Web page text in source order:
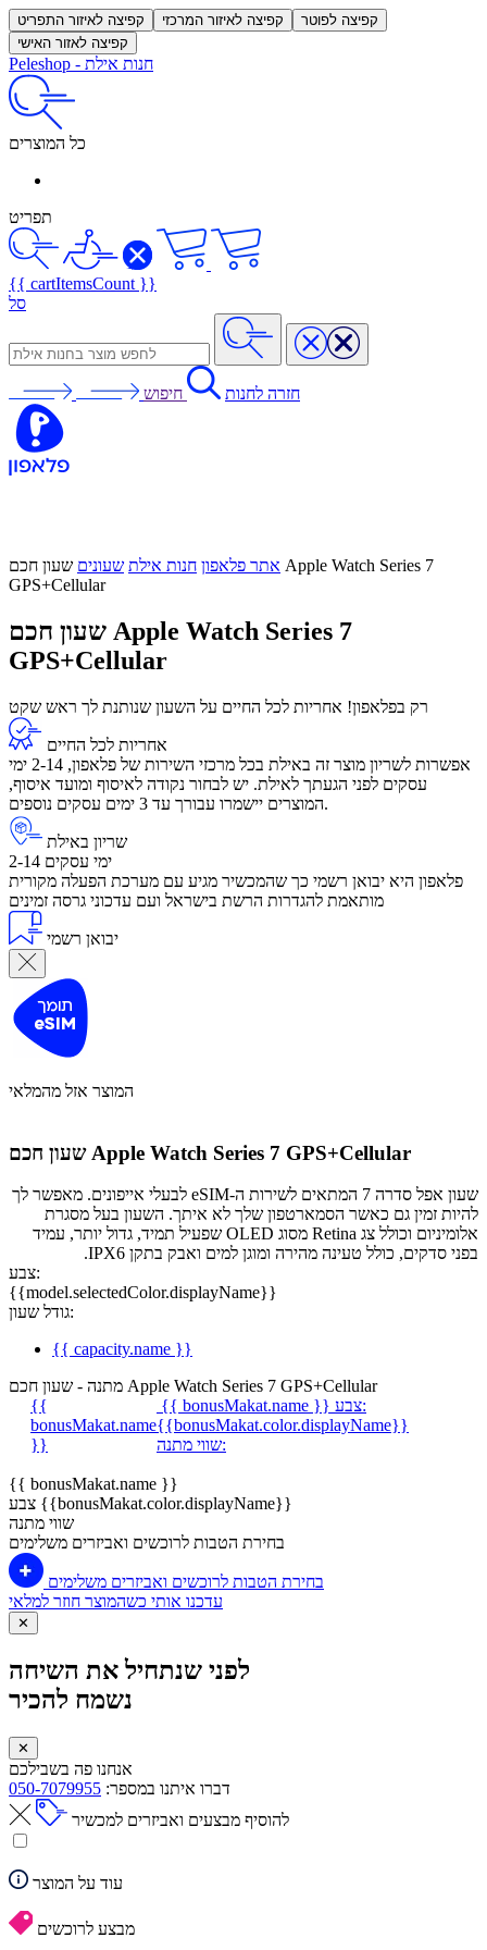
קפיצה לאיזור התפריט קפיצה לאיזור המרכזי
קפיצה לפוטר
קפיצה לאזור האישי
Peleshop - חנות אילת
כל המוצרים
תפריט
{{ cartItemsCount }}
סל
חזרה לחנות חיפוש
אתר פלאפון חנות אילת שעונים שעון חכם Apple Watch Series 7
GPS+Cellular
שעון חכם Apple Watch Series 7
GPS+Cellular
רק בפלאפון! אחריות לכל החיים על השעון שנותנת לך ראש שקט
אחריות לכל החיים
אפשרות לשריון מוצר זה באילת בכל מרכזי השירות של פלאפון, 2-14 ימי
עסקים לפני הגעתך לאילת. יש לבחור נקודה לאיסוף ומועד איסוף,
המוצרים יישמרו עבורך עד 3 ימים עסקים נוספים.
שריון באילת
2-14 ימי עסקים
פלאפון היא יבואן רשמי כך שהמכשיר מגיע עם מערכת הפעלה מקורית
מותאמת להגדרות הרשת בישראל ועם עדכוני גרסה זמינים
יבואן רשמי
המוצר אזל מהמלאי
שעון חכם Apple Watch Series 7 GPS+Cellular
שעון אפל סדרה 7 המתאים לשירות ה-eSIM לבעלי אייפונים. מאפשר לך
להיות זמין גם כאשר הסמארטפון שלך לא איתך. השעון בעל מסגרת
אלומיניום וכולל צג Retina מסוג OLED שפעיל תמיד, גדול יותר, עמיד
בפני סדקים, כולל טעינה מהירה ומוגן למים ואבק בתקן IPX6.
צבע:
{{model.selectedColor.displayName}}
גודל שעון:
{{ capacity.name }}
מתנה - שעון חכם Apple Watch Series 7 GPS+Cellular
{{
bonusMakat.name
}}
{{ bonusMakat.name }}
צבע:
{{bonusMakat.color.displayName}}
שווי מתנה:
{{ bonusMakat.name }}
צבע {{bonusMakat.color.displayName}}
שווי מתנה
בחירת הטבות לרוכשים ואביזרים משלימים
בחירת הטבות לרוכשים ואביזרים משלימים
עדכנו אותי כשהמוצר חוזר למלאי
✕
לפני שנתחיל את השיחה
נשמח להכיר
✕
אנחנו פה בשבילכם
דברו איתנו במספר: 050-7079955
להוסיף מבצעים ואביזרים למכשיר
עוד על המוצר
מבצע לרוכשים